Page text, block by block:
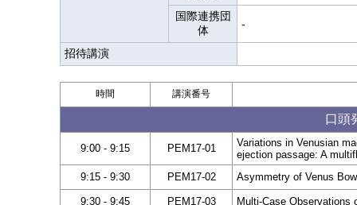
国際連携団
体
-
招待講演
時間 講演番号
口頭
9:00 - 9:15 PEM17-01
Variations in Venusian
ejection passage: A
9:15 - 9:30
PEM17-02 Asymmetry of Venus
9:30 - 9:45 PEM17-03 Multi-Case Observations